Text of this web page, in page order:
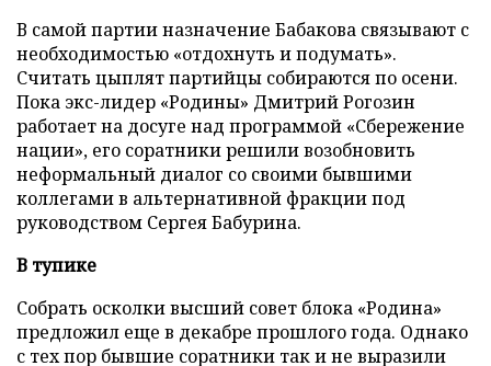
В самой партии назначение Бабакова связывают с
необходимостью «отдохнуть и подумать».
Считать цыплят партийцы собираются по осени.
Пока экс-лидер «Родины» Дмитрий Рогозин
работает на досуге над программой «Сбережение
нации», его соратники решили возобновить
неформальный диалог со своими бывшими
коллегами в альтернативной фракции под
руководством Сергея Бабурина.
В тупике
Собрать осколки высший совет блока «Родина»
предложил еще в декабре прошлого года. Однако
с тех пор бывшие соратники так и не выразили